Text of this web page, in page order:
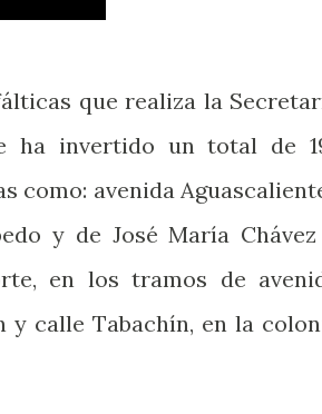
que realiza la
ha invertido un total de
como: avenida
y de José María
en los tramos de
y calle Tabachín, en la